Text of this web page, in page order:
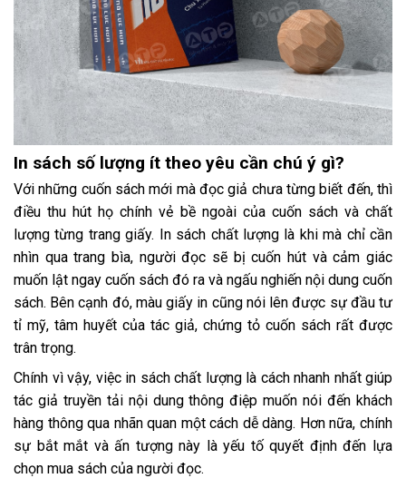
In sách số lượng ít theo yêu cần chú ý gì?
Với những cuốn sách mới mà đọc giả chưa từng biết đến, thì
điều thu hút họ chính vẻ bề ngoài của cuốn sách và chất
lượng từng trang giấy. In sách chất lượng là khi mà chỉ cần
nhìn qua trang bìa, người đọc sẽ bị cuốn hút và cảm giác
muốn lật ngay cuốn sách đó ra và ngấu nghiến nội dung cuốn
sách. Bên cạnh đó, màu giấy in cũng nói lên được sự đầu tư
tỉ mỹ, tâm huyết của tác giả, chứng tỏ cuốn sách rất được
trân trọng.
Chính vì vậy, việc in sách chất lượng là cách nhanh nhất giúp
tác giả truyền tải nội dung thông điệp muốn nói đến khách
hàng thông qua nhãn quan một cách dễ dàng. Hơn nữa, chính
sự bắt mắt và ấn tượng này là yếu tố quyết định đến lựa
chọn mua sách của người đọc.